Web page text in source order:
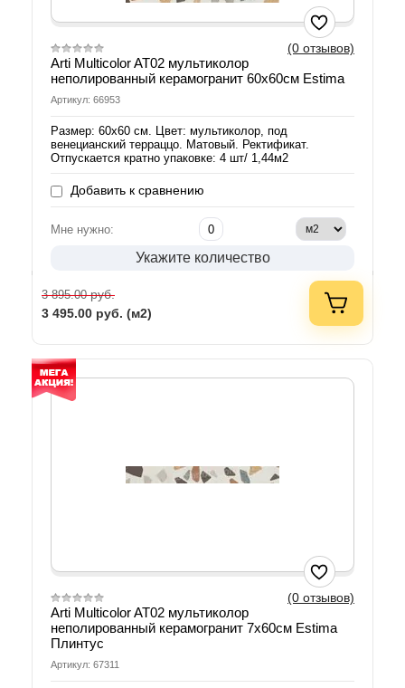
(0 отзывов)
Arti Multicolor AT02 мультиколор
неполированный керамогранит 60х60см Estima
Артикул: 66953
Размер: 60х60 см. Цвет: мультиколор, под
венецианский терраццо. Матовый. Ректификат.
Отпускается кратно упаковке: 4 шт/ 1,44м2
Добавить к сравнению
Мне нужно:
Укажите количество
3 895.00руб.
3 495.00 руб. (м2)
(0 отзывов)
Arti Multicolor AT02 мультиколор
неполированный керамогранит 7х60см Estima
Плинтус
Артикул: 67311